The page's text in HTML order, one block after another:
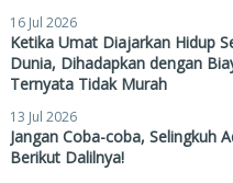
16 Jul 2026
Ketika Umat Diajarkan Hidup
Dunia, Dihadapkan dengan
Ternyata Tidak Murah
13 Jul 2026
Jangan Coba-coba, Selingkuh
Berikut Dalilnya!